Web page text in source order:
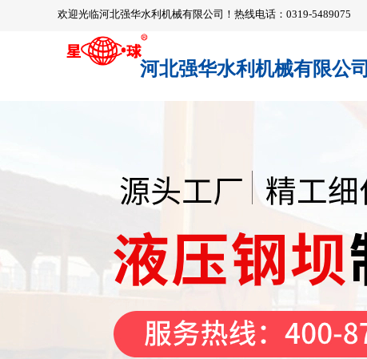
欢迎光临河北强华水利机械有限公司！热线电话：0319-5489075
河北强华水利机械有限公司